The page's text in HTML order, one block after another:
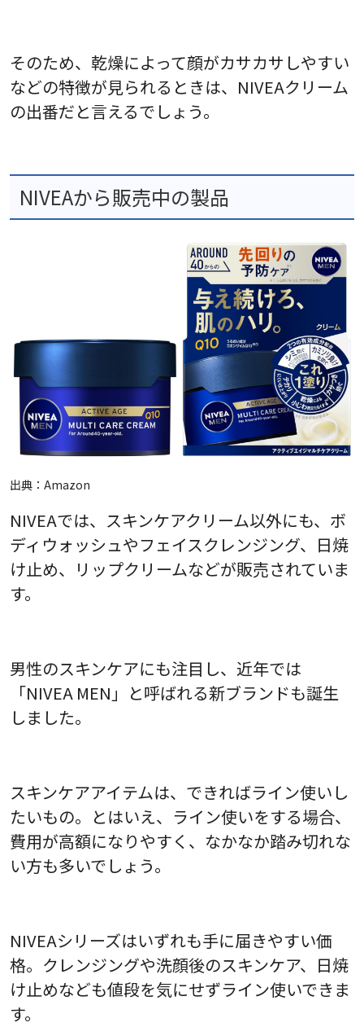
そのため、乾燥によって顔がカサカサしやすい
などの特徴が見られるときは、NIVEAクリーム
の出番だと言えるでしょう。
NIVEAから販売中の製品
出典： Amazon
NIVEAでは、スキンケアクリーム以外にも、ボ
ディウォッシュやフェイスクレンジング、日焼
け止め、リップクリームなどが販売されていま
す。
男性のスキンケアにも注目し、近年では
「NIVEA MEN」と呼ばれる新ブランドも誕生
しました。
スキンケアアイテムは、できればライン使いし
たいもの。とはいえ、ライン使いをする場合、
費用が高額になりやすく、なかなか踏み切れな
い方も多いでしょう。
NIVEAシリーズはいずれも手に届きやすい価
格。クレンジングや洗顔後のスキンケア、日焼
け止めなども値段を気にせずライン使いできま
す。